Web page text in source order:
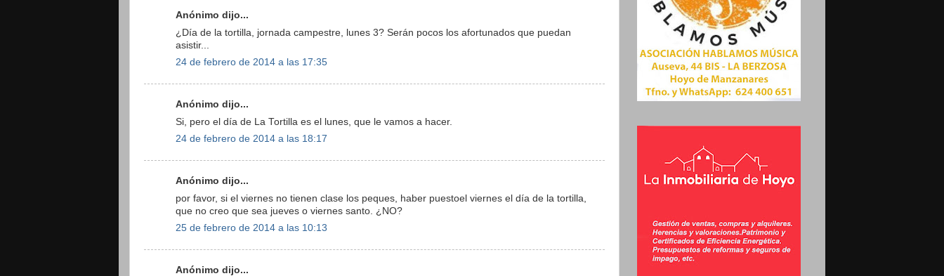
Anónimo dijo...
¿Día de la tortilla, jornada campestre, lunes 3? Serán pocos los afortunados que puedan
asistir...
24 de febrero de 2014 a las 17:35
Anónimo dijo...
Si, pero el día de La Tortilla es el lunes, que le vamos a hacer.
24 de febrero de 2014 a las 18:17
Anónimo dijo...
por favor, si el viernes no tienen clase los peques, haber puestoel viernes el día de la tortilla,
que no creo que sea jueves o viernes santo. ¿NO?
25 de febrero de 2014 a las 10:13
Anónimo dijo...